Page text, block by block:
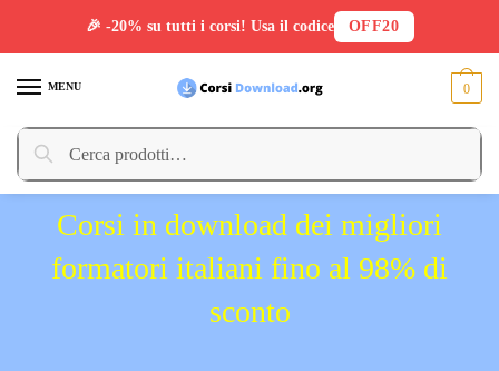
MENU
Cerca:
Cerca
0
Corsi in download dei migliori
formatori italiani fino al 98% di
sconto
🎉 -20% su tutti i corsi! Usa il codice OFF20